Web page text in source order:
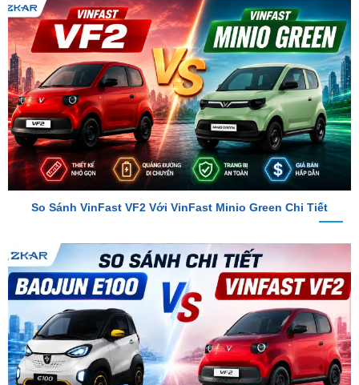
So Sánh VinFast VF2 Với VinFast Minio Green Chi Tiết